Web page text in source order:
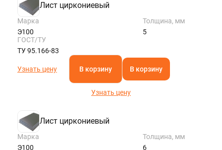
Лист циркониевый
Марка
Э100
Толщина, мм
5
ГОСТ/ТУ
ТУ 95.166-83
Узнать цену В корзину В корзину
Узнать цену
Лист циркониевый
Марка
Э100
Толщина, мм
6